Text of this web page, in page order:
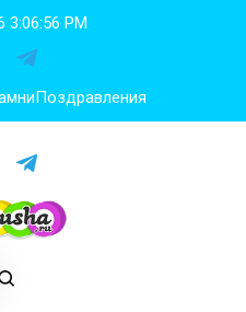
3:06:57 PM
Поздравления